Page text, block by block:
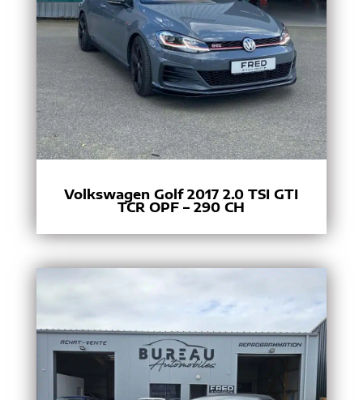
Volkswagen Golf 2017 2.0 TSI GTI
TCR OPF – 290 CH